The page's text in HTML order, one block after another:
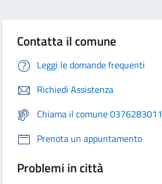
Contatta il comune
Leggi le domande frequenti
Richiedi Assistenza
Chiama il comune 0376283011
Prenota un appuntamento
Problemi in città